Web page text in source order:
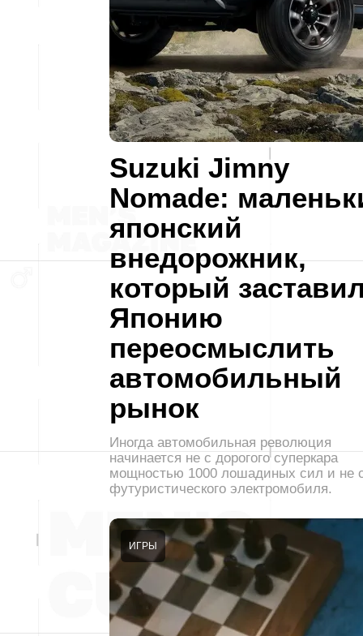
Suzuki Jimny
Nomade:
японский
внедорожник,
который
Японию
переосмыслить
автомобильный
рынок
Иногда автомобильная революция
начинается не с дорогого суперкара
мощностью 1000 лошадиных сил и не
футуристического электромобиля.
ИГРЫ